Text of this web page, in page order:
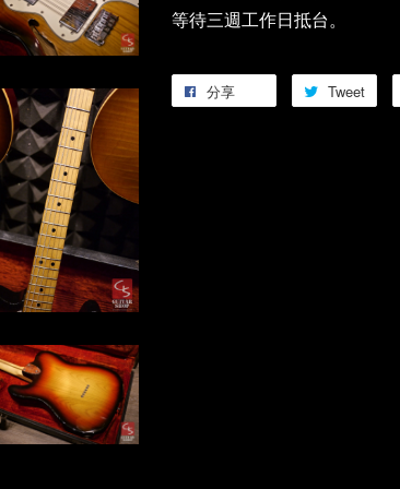
等待三週工作日抵台。
分享 Tweet